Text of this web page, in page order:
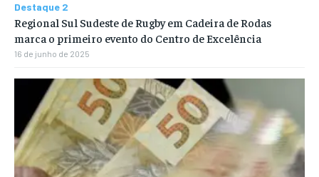
Destaque 2
Regional Sul Sudeste de Rugby em Cadeira de Rodas
marca o primeiro evento do Centro de Excelência
16 de junho de 2025